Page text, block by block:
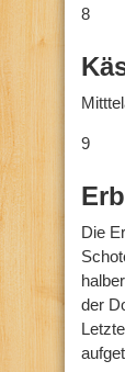
8
9
Die
der